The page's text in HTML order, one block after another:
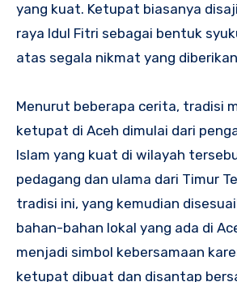
yang kuat. Ketupat biasanya
raya Idul Fitri sebagai bentuk
atas segala nikmat yang
Menurut beberapa cerita, tradisi
ketupat di Aceh dimulai dari
Islam yang kuat di wilayah
pedagang dan ulama dari Timur
tradisi ini, yang kemudian
bahan-bahan lokal yang ada di
menjadi simbol kebersamaan
ketupat dibuat dan disantap